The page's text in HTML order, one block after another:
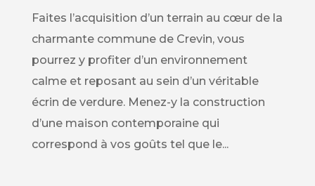
Faites l’acquisition d’un terrain au cœur de la
charmante commune de Crevin, vous
pourrez y profiter d’un environnement
calme et reposant au sein d’un véritable
écrin de verdure. Menez-y la construction
d’une maison contemporaine qui
correspond à vos goûts tel que le...